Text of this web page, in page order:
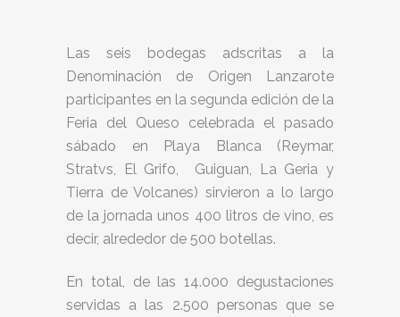
Las seis bodegas adscritas a la
Denominación de Origen Lanzarote
participantes en la segunda edición de la
Feria del Queso celebrada el pasado
sábado en Playa Blanca (Reymar,
Stratvs, El Grifo, Guiguan, La Geria y
Tierra de Volcanes) sirvieron a lo largo
de la jornada unos 400 litros de vino, es
decir, alrededor de 500 botellas.
En total, de las 14.000 degustaciones
servidas a las 2.500 personas que se